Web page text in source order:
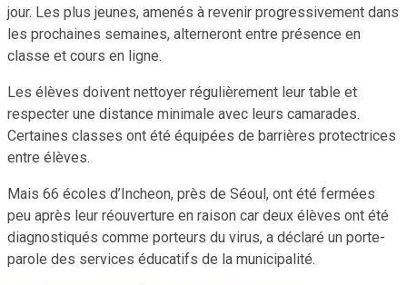
jour. Les plus jeunes, amenés à revenir progressivement dans
les prochaines semaines, alterneront entre présence en
classe et cours en ligne.
Les élèves doivent nettoyer régulièrement leur table et
respecter une distance minimale avec leurs camarades.
Certaines classes ont été équipées de barrières protectrices
entre élèves.
Mais 66 écoles d’Incheon, près de Séoul, ont été fermées
peu après leur réouverture en raison car deux élèves ont été
diagnostiqués comme porteurs du virus, a déclaré un porte-
parole des services éducatifs de la municipalité.